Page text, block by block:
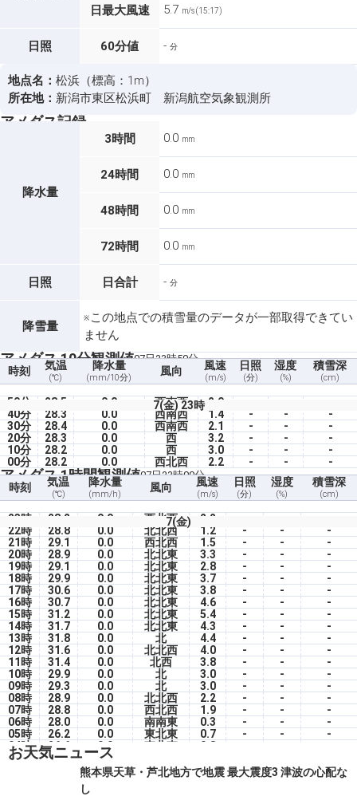
日最大風速 5.7 m/s (15:17)
日照 60分値 - 分
地点名： 松浜（標高：1m）
所在地： 新潟市東区松浜町 新潟航空気象観測所
アメダス記録
降水量
3時間 0.0 mm
24時間 0.0 mm
48時間 0.0 mm
72時間 0.0 mm
日照 日合計 - 分
降雪量
※この地点での積雪量のデータが一部取得できてい
ません
アメダス 10分観測値07日23時50分
時刻 気温
(℃)
降水量
(mm/10分)
風向 風速
(m/s)
日照
(分)
湿度
(%)
積雪深
(cm)
7(金) 23時
50分 28.5 0.0 西南西 2.0
40分
28.3 0.0 西南西 1.4 - -
-
30分
28.4 0.0 西南西 2.1 - -
-
20分
28.3 0.0 西 3.2 - -
-
10分
28.2 0.0 西 3.0 - -
-
00分
28.2 0.0 西北西 2.2 - - -
アメダス 1時間観測値07日23時00分
時刻 気温
(℃)
降水量
(mm/h)
風向 風速
(m/s)
日照
(分)
湿度
(%)
積雪深
(cm)
7(金)
23時 28.2 0.0 西北西 2.2
22時
28.8 0.0 北北西 1.2 - -
-
21時
29.1 0.0 西北西 1.5 - -
-
20時
28.9 0.0 北北東 3.3 - -
-
19時
29.1 0.0 北北東 2.8 - -
-
18時
29.9 0.0 北北東 3.7 - -
-
17時
30.6 0.0 北北東 3.8 - -
-
16時
30.7 0.0 北北東 4.6 - -
-
15時
31.2 0.0 北北東 5.4 - -
-
14時
31.7 0.0 北北東 4.3 - -
-
13時
31.8 0.0 北 4.4 - -
-
12時
31.6 0.0 北北西 4.0 - -
-
11時
31.4 0.0 北西 3.8 - -
-
10時
29.9 0.0 北 3.0 - -
-
09時
29.3 0.0 北 3.0 - -
-
08時
28.9 0.0 北北西 2.2 - -
-
07時
28.8 0.0 西北西 1.9 - -
-
06時
28.0 0.0 南南東 0.3 - -
-
05時
26.2 0.0 東北東 0.7 - -
-
04時
26.6 0.0 東北東 0.8
03時
27.2 0.0
0.0 北西 2.1 - -
-
0.0 西北西 1.5 -
-
お天気ニュース
熊本県天草・芦北地方で地震 最大震度3 津波の心配な
し